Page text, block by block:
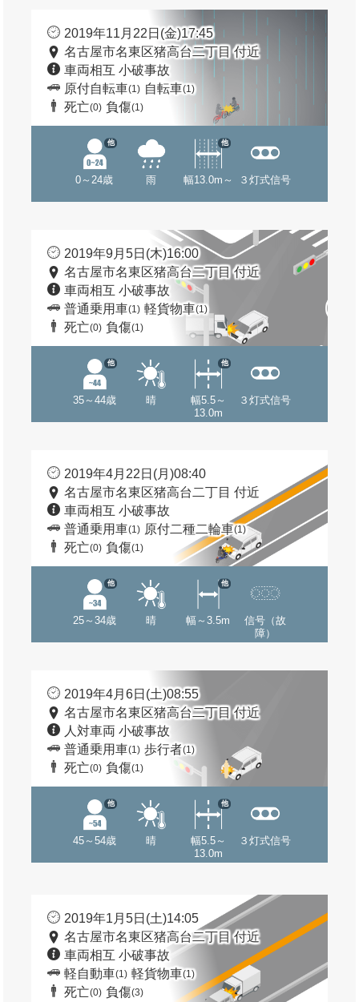
2019年11月22日(金)17:45
名古屋市名東区猪高台二丁目 付近
車両相互 小破事故
原付自転車(1) 自転車(1)
死亡(0) 負傷(1)
0～24歳
他
雨 幅13.0m～
他
３灯式信号
2019年9月5日(木)16:00
名古屋市名東区猪高台二丁目 付近
車両相互 小破事故
普通乗用車(1) 軽貨物車(1)
死亡(0) 負傷(1)
35～44歳
他
晴
幅5.5～
13.0m
他
３灯式信号
2019年4月22日(月)08:40
名古屋市名東区猪高台二丁目 付近
車両相互 小破事故
普通乗用車(1) 原付二種二輪車(1)
死亡(0) 負傷(1)
25～34歳
他
晴 幅～3.5m
他
信号（故
障）
2019年4月6日(土)08:55
名古屋市名東区猪高台二丁目 付近
人対車両 小破事故
普通乗用車(1) 歩行者(1)
死亡(0) 負傷(1)
45～54歳
他
晴
幅5.5～
13.0m
他
３灯式信号
2019年1月5日(土)14:05
名古屋市名東区猪高台二丁目 付近
車両相互 小破事故
軽自動車(1) 軽貨物車(1)
死亡(0) 負傷(3)